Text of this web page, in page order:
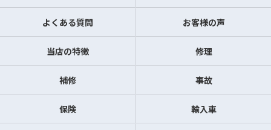
よくある質問 お客様の声
当店の特徴 修理
補修 事故
保険 輸入車